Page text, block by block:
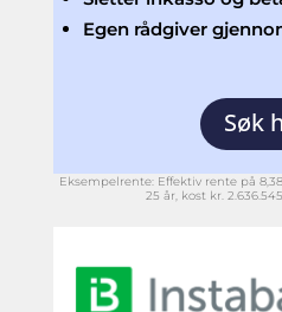
Egen rådgiver
Søk
Eksempelrente: Effektiv rente på
25 år, kost kr.